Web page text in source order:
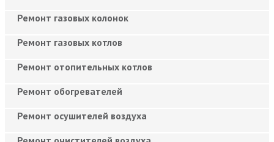
Ремонт газовых колонок
Ремонт газовых котлов
Ремонт отопительных котлов
Ремонт обогревателей
Ремонт осушителей воздуха